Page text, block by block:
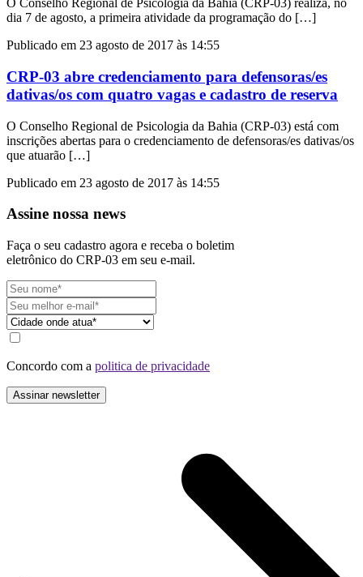
O Conselho Regional de Psicologia da Bahia (CRP-03) realiza, no
dia 7 de agosto, a primeira atividade da programação do […]
Publicado em 23 agosto de 2017 às 14:55
CRP-03 abre credenciamento para defensoras/es
dativas/os com quatro vagas e cadastro de reserva
O Conselho Regional de Psicologia da Bahia (CRP-03) está com
inscrições abertas para o credenciamento de defensoras/es dativas/os
que atuarão […]
Publicado em 23 agosto de 2017 às 14:55
Assine nossa news
Faça o seu cadastro agora e receba o boletim
eletrônico do CRP-03 em seu e-mail.
Concordo com a politica de privacidade